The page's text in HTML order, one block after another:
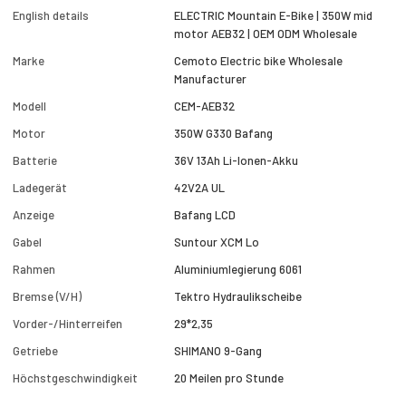
English details
ELECTRIC Mountain E-Bike | 350W mid
motor AEB32 | OEM ODM Wholesale
Marke
Cemoto Electric bike Wholesale
Manufacturer
Modell
CEM-AEB32
Motor
350W G330 Bafang
Batterie
36V 13Ah Li-Ionen-Akku
Ladegerät
42V2A UL
Anzeige
Bafang LCD
Gabel
Suntour XCM Lo
Rahmen
Aluminiumlegierung 6061
Bremse (V/H)
Tektro Hydraulikscheibe
Vorder-/Hinterreifen
29*2,35
Getriebe
SHIMANO 9-Gang
Höchstgeschwindigkeit
20 Meilen pro Stunde